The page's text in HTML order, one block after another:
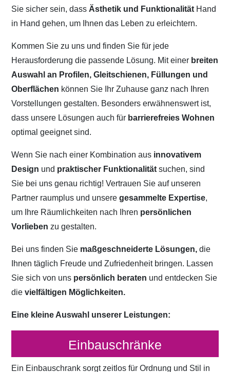
Sie sicher sein, dass Ästhetik und Funktionalität Hand
in Hand gehen, um Ihnen das Leben zu erleichtern.
Kommen Sie zu uns und finden Sie für jede
Herausforderung die passende Lösung. Mit einer breiten
Auswahl an Profilen, Gleitschienen, Füllungen und
Oberflächen können Sie Ihr Zuhause ganz nach Ihren
Vorstellungen gestalten. Besonders erwähnenswert ist,
dass unsere Lösungen auch für barrierefreies Wohnen
optimal geeignet sind.
Wenn Sie nach einer Kombination aus innovativem
Design und praktischer Funktionalitätsuchen, sind
Sie bei uns genau richtig! Vertrauen Sie auf unseren
Partner raumplus und unseregesammelte Expertise,
um Ihre Räumlichkeiten nach Ihren persönlichen
Vorliebenzu gestalten.
Bei uns finden Sie maßgeschneiderte Lösungen, die
Ihnen täglich Freude und Zufriedenheit bringen. Lassen
Sie sich von uns persönlich beraten und entdecken Sie
dievielfältigen Möglichkeiten.
Eine kleine Auswahl unserer Leistungen:
Einbauschränke
Ein Einbauschrank sorgt zeitlos für Ordnung und Stil in